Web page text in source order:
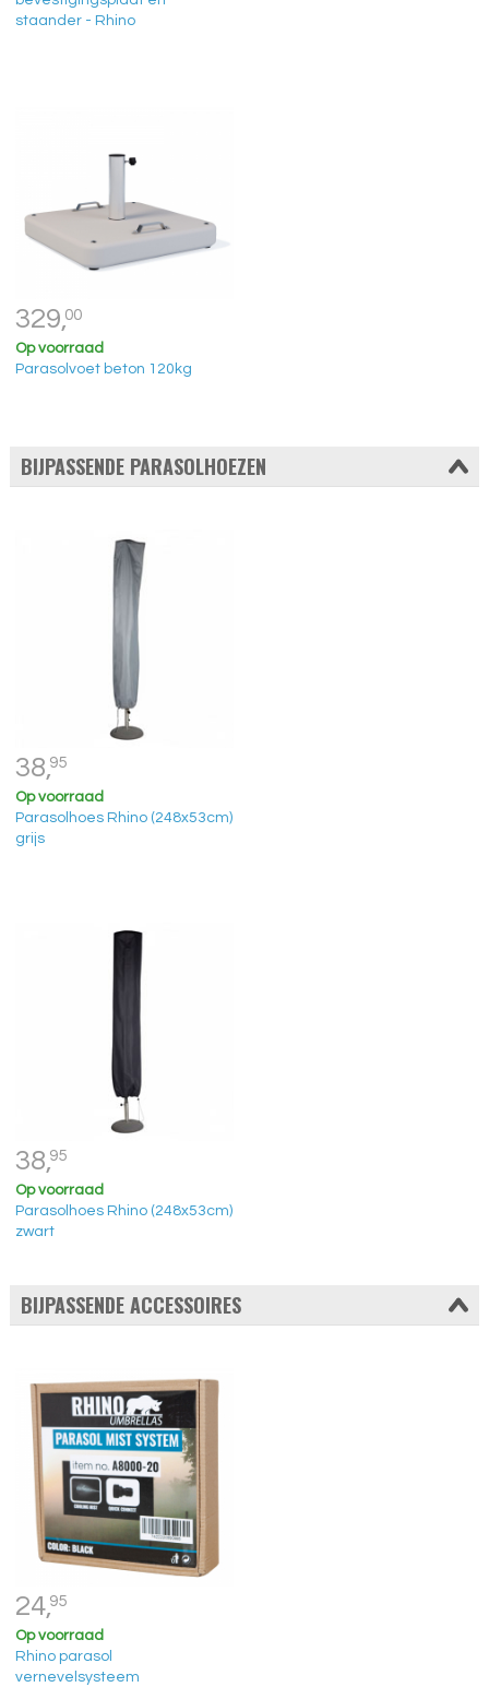
staander - Rhino
329,00
Op voorraad
Parasolvoet beton 120kg
BIJPASSENDE PARASOLHOEZEN
38,95
Op voorraad
Parasolhoes Rhino (248x53cm)
grijs
38,95
Op voorraad
Parasolhoes Rhino (248x53cm)
zwart
BIJPASSENDE ACCESSOIRES
24,95
Op voorraad
Rhino parasol
vernevelsysteem